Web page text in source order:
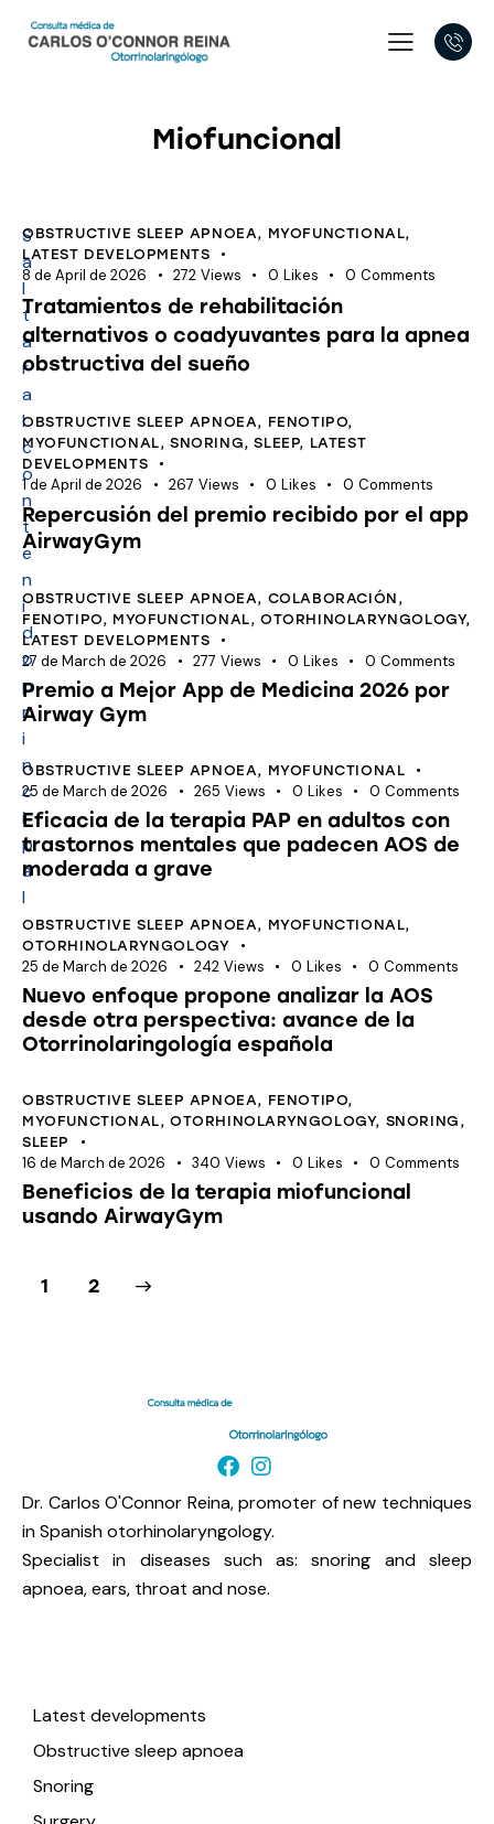
Miofuncional
S
a
l
t
a
r
a
l
c
o
n
t
e
n
i
d
o
p
r
i
n
c
i
p
a
l
OBSTRUCTIVE SLEEP APNOEA, MYOFUNCTIONAL,
LATEST DEVELOPMENTS
8 de April de 2026 272 Views 0 Likes 0 Comments
Tratamientos de rehabilitación
alternativos o coadyuvantes para la apnea
obstructiva del sueño
OBSTRUCTIVE SLEEP APNOEA, FENOTIPO,
MYOFUNCTIONAL,SNORING,SLEEP, LATEST
DEVELOPMENTS
1 de April de 2026 267 Views 0 Likes 0 Comments
Repercusión del premio recibido por el app
AirwayGym
OBSTRUCTIVE SLEEP APNOEA, COLABORACIÓN ,
FENOTIPO, MYOFUNCTIONAL,OTORHINOLARYNGOLOGY,
LATEST DEVELOPMENTS
27 de March de 2026 277 Views 0 Likes 0 Comments
Premio a Mejor App de Medicina 2026 por
Airway Gym
OBSTRUCTIVE SLEEP APNOEA, MYOFUNCTIONAL
25 de March de 2026 265 Views 0 Likes 0 Comments
Eficacia de la terapia PAP en adultos con
trastornos mentales que padecen AOS de
moderada a grave
OBSTRUCTIVE SLEEP APNOEA, MYOFUNCTIONAL,
OTORHINOLARYNGOLOGY
25 de March de 2026 242 Views 0 Likes 0 Comments
Nuevo enfoque propone analizar la AOS
desde otra perspectiva: avance de la
Otorrinolaringología española
OBSTRUCTIVE SLEEP APNOEA, FENOTIPO,
MYOFUNCTIONAL,OTORHINOLARYNGOLOGY, SNORING ,
SLEEP
16 de March de 2026 340 Views 0 Likes 0 Comments
Beneficios de la terapia miofuncional
usando AirwayGym
1 2
Dr. Carlos O'Connor Reina, promoter of new techniques
in Spanish otorhinolaryngology.
Specialist in diseases such as: snoring and sleep
apnoea, ears, throat and nose.
Latest developments
Obstructive sleep apnoea
Snoring